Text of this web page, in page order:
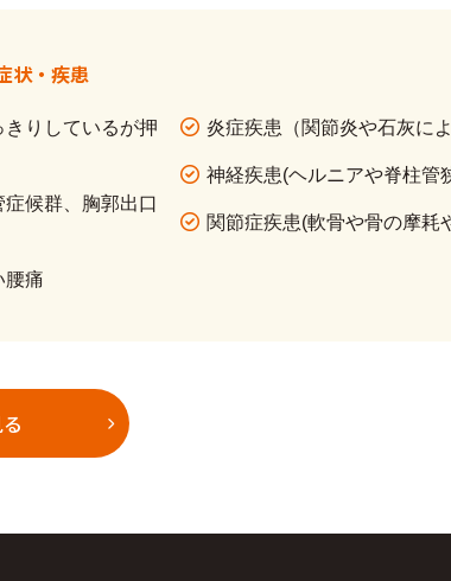
状・疾患
りしているが押
候群、胸郭出口
腰痛
炎症疾患（関節炎や石灰によ
神経疾患(ヘルニアや脊柱管
関節症疾患(軟骨や骨の摩耗